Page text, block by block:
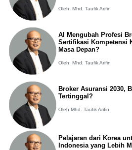
Oleh: Mhd. Taufik Arifin
AI Mengubah Profesi
Sertifikasi Kompetensi
Masa Depan?
Oleh: Mhd. Taufik Arifin
Broker Asuransi 2030,
Tertinggal?
Oleh Mhd. Taufik Arifin,
Pelajaran dari Korea
Indonesia yang Lebih